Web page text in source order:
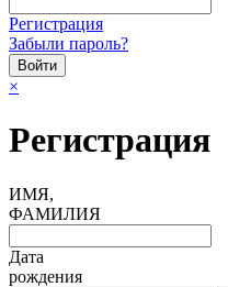
Регистрация
Забыли пароль?
×
Регистрация
ИМЯ,
ФАМИЛИЯ
Дата
рождения